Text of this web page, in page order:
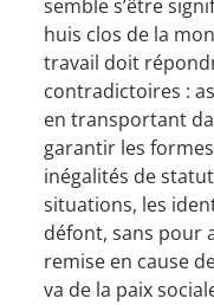
semble s’être
huis clos de la
travail doit
contradictoires :
en transportant
garantir les
inégalités de
situations, les
défont, sans pour
remise en cause
va de la paix